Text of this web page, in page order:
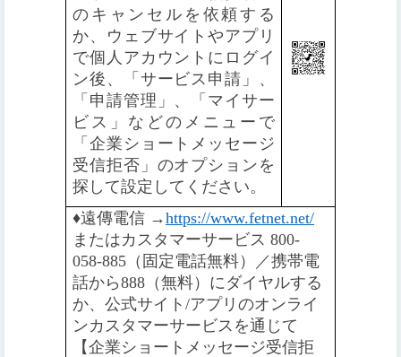
のキャンセルを依頼する
か、ウェブサイトやアプリ
で個人アカウントにログイ
ン後、「サービス申請」、
「申請管理」、「マイサー
ビス」などのメニューで
「企業ショートメッセージ
受信拒否」のオプションを
探して設定してください。
♦️遠傳電信 →https://www.fetnet.net/
またはカスタマーサービス 800-
058-885（固定電話無料）／携帯電
話から888（無料）にダイヤルする
か、公式サイト/アプリのオンライ
ンカスタマーサービスを通じて
【企業ショートメッセージ受信拒